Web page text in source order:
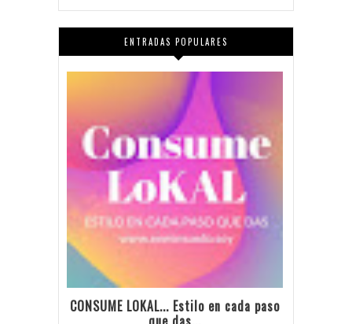
ENTRADAS POPULARES
CONSUME LOKAL... Estilo en cada paso